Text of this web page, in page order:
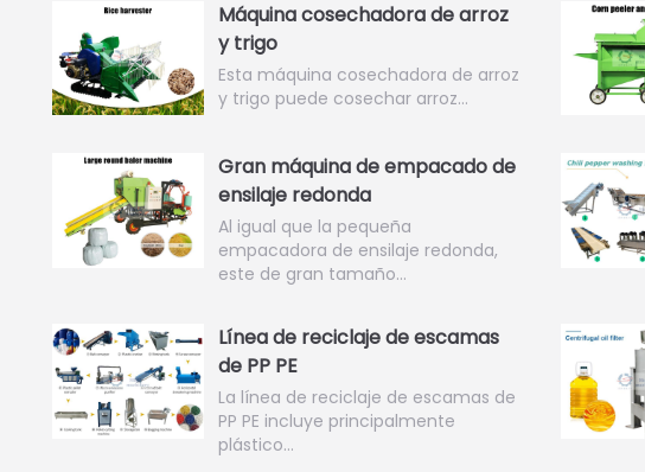
Máquina cosechadora de arroz
y trigo
Esta máquina cosechadora de arroz
y trigo puede cosechar arroz…
Gran máquina de empacado de
ensilaje redonda
Al igual que la pequeña
empacadora de ensilaje redonda,
este de gran tamaño…
Línea de reciclaje de escamas
de PP PE
La línea de reciclaje de escamas de
PP PE incluye principalmente
plástico…